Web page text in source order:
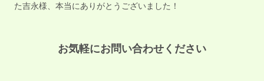
た吉永様、本当にありがとうございました！
お気軽にお問い合わせください